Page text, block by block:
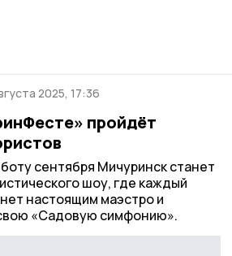
2025, 17:36
пройдёт
сентября Мичуринск станет
шоу, где каждый
настоящим маэстро и
«Садовую симфонию».